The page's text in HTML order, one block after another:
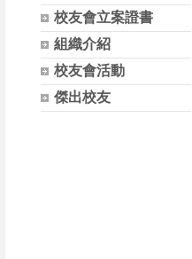
校友會立案證書
組織介紹
校友會活動
傑出校友